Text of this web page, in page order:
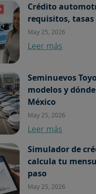
Crédito
requisitos,
May 25, 2026
Leer más
Seminuevos
modelos y
México
May 25, 2026
Leer más
Simulador de
calcula tu
paso
May 25, 2026